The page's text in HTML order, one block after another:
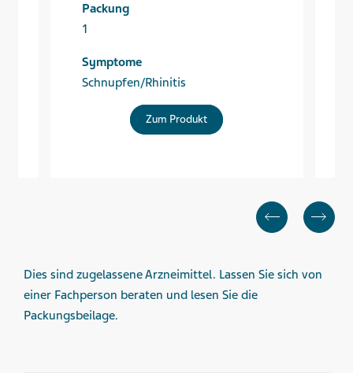
Packung
1
Symptome
Schnupfen/Rhinitis
Zum Produkt
Dies sind zugelassene Arzneimittel. Lassen Sie sich von
einer Fachperson beraten und lesen Sie die
Packungsbeilage.